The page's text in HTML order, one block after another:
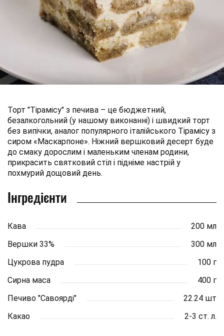
Торт "Тірамісу" з печива – це бюджетний,
безалкогольний (у нашому виконанні) і швидкий торт
без випічки, аналог популярного італійського Тірамісу з
сиром «Маскарпоне». Ніжний вершковий десерт буде
до смаку дорослим і маленьким членам родини,
прикрасить святковий стіл і підніме настрій у
похмурий дощовий день.
Інгредієнти
Кава
200 мл
Вершки 33%
300 мл
Цукрова пудра
100 г
Сирна маса
400 г
Печиво "Савоярді"
22.24 шт
Какао
2-3 ст. л.